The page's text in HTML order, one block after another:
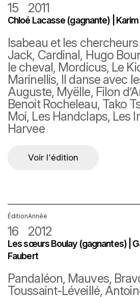
15 2011
Chloé Lacasse (gagnante) |
Isabeau et les chercheurs
Jack, Cardinal, Hugo
le cheval, Mordicus, Le
Marinellis, Il danse avec
Auguste, Myëlle, Filon
Benoit Rocheleau, Tako
Moi, Les Handclaps, Les
Harvee
Voir l'édition
Édition
16
Année
2012
Les sœurs Boulay (gagnantes) |
Faubert
Pandaléon, Mauves,
Toussaint-Léveillé,